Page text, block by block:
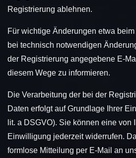
Registrierung ablehnen.
Für wichtige Änderungen etwa
bei technisch notwendigen
der Registrierung angegebene E-
diesem Wege zu informieren.
Die Verarbeitung der bei der
Daten erfolgt auf Grundlage Ihrer
lit. a DSGVO). Sie können eine von
Einwilligung jederzeit widerrufen.
formlose Mitteilung per E-Mail an